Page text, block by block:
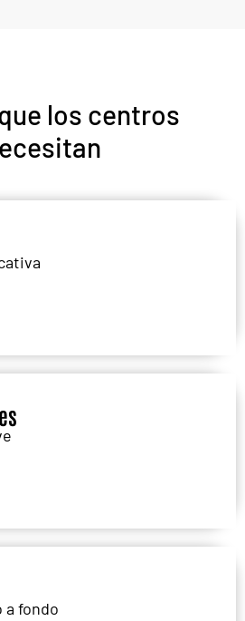
los centros
a fondo